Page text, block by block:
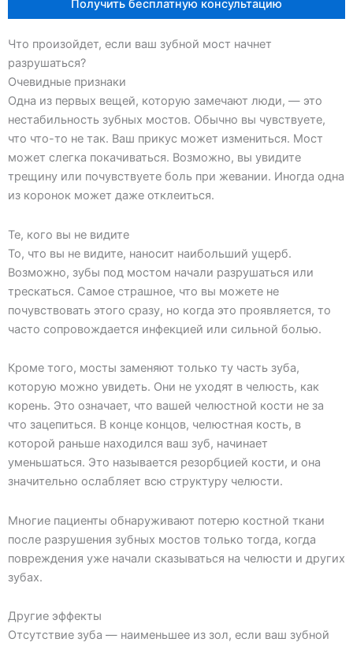
Получить бесплатную консультацию
Что произойдет, если ваш зубной мост начнет
разрушаться?
Очевидные признаки
Одна из первых вещей, которую замечают люди, — это
нестабильность зубных мостов. Обычно вы чувствуете,
что что-то не так. Ваш прикус может измениться. Мост
может слегка покачиваться. Возможно, вы увидите
трещину или почувствуете боль при жевании. Иногда одна
из коронок может даже отклеиться.
Те, кого вы не видите
То, что вы не видите, наносит наибольший ущерб.
Возможно, зубы под мостом начали разрушаться или
трескаться. Самое страшное, что вы можете не
почувствовать этого сразу, но когда это проявляется, то
часто сопровождается инфекцией или сильной болью.
Кроме того, мосты заменяют только ту часть зуба,
которую можно увидеть. Они не уходят в челюсть, как
корень. Это означает, что вашей челюстной кости не за
что зацепиться. В конце концов, челюстная кость, в
которой раньше находился ваш зуб, начинает
уменьшаться. Это называется резорбцией кости, и она
значительно ослабляет всю структуру челюсти.
Многие пациенты обнаруживают потерю костной ткани
после разрушения зубных мостов только тогда, когда
повреждения уже начали сказываться на челюсти и других
зубах.
Другие эффекты
Отсутствие зуба — наименьшее из зол, если ваш зубной